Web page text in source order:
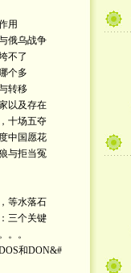
用
俄乌战争
不了
个多
转移
以及存在
十场五夺
中国愿花
与拒当冤
等水落石
三个关键
。。
和DON&#